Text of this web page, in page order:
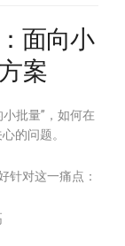
面向小
案
批量”，如何在
的问题。
针对这一痛点：